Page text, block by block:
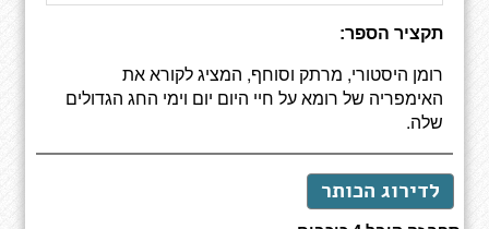
תקציר הספר:
רומן היסטורי, מרתק וסוחף, המציג לקורא את
האימפריה של רומא על חיי היום יום וימי החג הגדולים
שלה.
לדירוג הכותר